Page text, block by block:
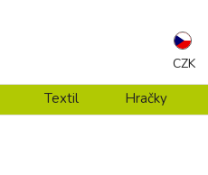
CZK
Textil Hračky